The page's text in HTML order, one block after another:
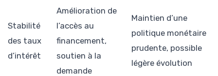
Stabilité
des taux
d’intérêt
Amélioration de
l’accès au
financement,
soutien à la
demande
Maintien d’une
politique monétaire
prudente, possible
légère évolution